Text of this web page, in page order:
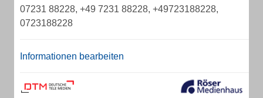
07231 88228, +49 7231 88228, +49723188228,
0723188228
Informationen bearbeiten